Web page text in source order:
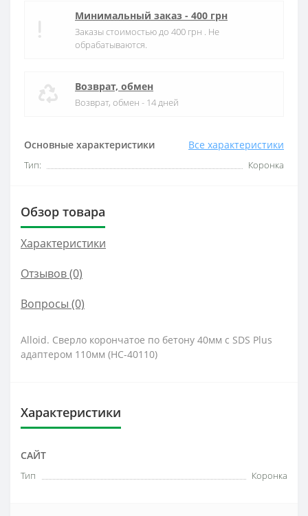
Основные характеристики Все характеристики
Тип: Коронка
Минимальный заказ - 400 грн
Заказы стоимостью до 400 грн . Не
обрабатываются.
Возврат, обмен
Возврат, обмен - 14 дней
Обзор товара
Характеристики
Отзывов (0)
Вопросы (0)
Alloid. Сверло корончатое по бетону 40мм с SDS Plus
адаптером 110мм (HC-40110)
Характеристики
САЙТ
Тип Коронка